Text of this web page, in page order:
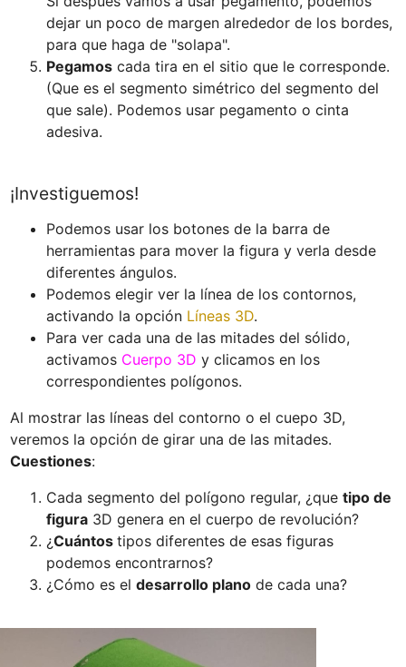
dejar un poco de margen alrededor de los bordes,
para que haga de "solapa".
Pegamos cada tira en el sitio que le corresponde.
(Que es el segmento simétrico del segmento del
que sale). Podemos usar pegamento o cinta
¡Investiguemos!
Podemos usar los botones de la barra de
herramientas para mover la figura y verla desde
﻿Podemos elegir ver la línea de los contornos,
activando la opción Líneas 3D.
Para ver cada una de las mitades del sólido,
activamos Cuerpo 3D y clicamos en los
correspondientes polígonos.
Al mostrar las líneas del contorno o el cuepo 3D,
veremos la opción de girar una de las mitades.
Cuestiones:
Cada segmento del polígono regular, ¿que tipo de
figura 3D genera en el cuerpo de revolución?
¿Cuántos tipos diferentes de esas figuras
podemos encontrarnos?
¿Cómo es el desarrollo plano de cada una?